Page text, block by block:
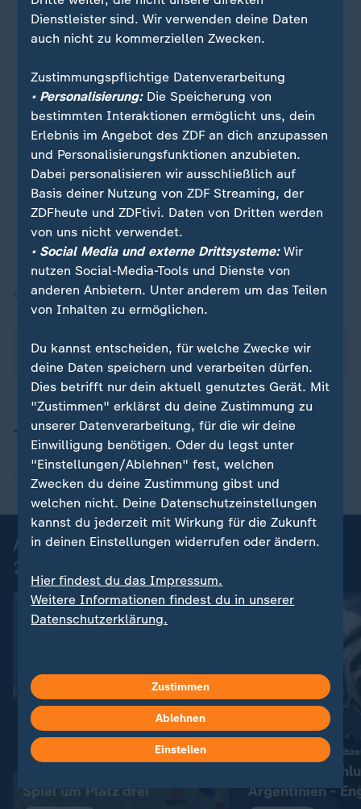
Sport
Schland in Sicht!
Vor der WM 2006 steht der deutsche Fußball am
Abgrund. Jürgen Klinsmanns Revolution droht zu
scheitern – bis sein junges Team das Land
elektrisiert und das Sommermärchen beginnt.
Quelle:dpa
Über die Fußball-WM berichtet das ZDF seit dem
01.06.2026 täglich in verschiedenen Sendungen.
Thema
Fußball-WM
Alle Spiele, alle Tore der Fußball-WM
2026
England legt früh los
Spiel um Platz drei
Chancen erst ab
Wahnsinns-
Argentinien -
Dienstleister sind. Wir verwenden deine Daten
auch nicht zu kommerziellen Zwecken.
Zustimmungspflichtige Datenverarbeitung
• Personalisierung:Die Speicherung von
bestimmten Interaktionen ermöglicht uns, dein
Erlebnis im Angebot des ZDF an dich anzupassen
und Personalisierungsfunktionen anzubieten.
Dabei personalisieren wir ausschließlich auf
Basis deiner Nutzung von ZDF Streaming, der
ZDFheute und ZDFtivi. Daten von Dritten werden
von uns nicht verwendet.
• Social Media und externe Drittsysteme:Wir
nutzen Social-Media-Tools und Dienste von
anderen Anbietern. Unter anderem um das Teilen
von Inhalten zu ermöglichen.
Du kannst entscheiden, für welche Zwecke wir
deine Daten speichern und verarbeiten dürfen.
Dies betrifft nur dein aktuell genutztes Gerät. Mit
"Zustimmen" erklärst du deine Zustimmung zu
unserer Datenverarbeitung, für die wir deine
Einwilligung benötigen. Oder du legst unter
"Einstellungen/Ablehnen" fest, welchen
Zwecken du deine Zustimmung gibst und
welchen nicht. Deine Datenschutzeinstellungen
kannst du jederzeit mit Wirkung für die Zukunft
in deinen Einstellungen widerrufen oder ändern.
Hier findest du das Impressum.
Weitere Informationen findest du in unserer
Datenschutzerklärung.
Zustimmen
Ablehnen
Einstellen